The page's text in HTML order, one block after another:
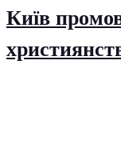
Київ